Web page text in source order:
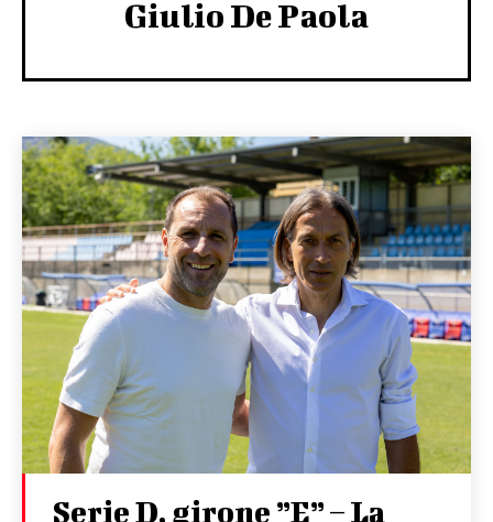
Giulio De Paola
Serie D, girone ”E” – La